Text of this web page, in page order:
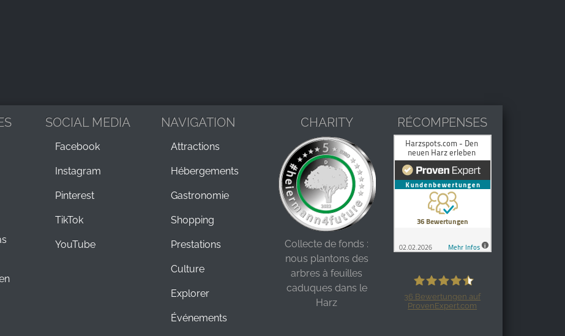
SOCIAL MEDIA
Facebook
Instagram
Pinterest
TikTok
YouTube
NAVIGATION
Attractions
Hébergements
Gastronomie
Shopping
Prestations
Culture
Explorer
Événements
CHARITY
Collecte de fonds :
nous plantons des
arbres à feuilles
caduques dans le
Harz
RÉCOMPENSES
36 Bewertungen auf
ProvenExpert.com